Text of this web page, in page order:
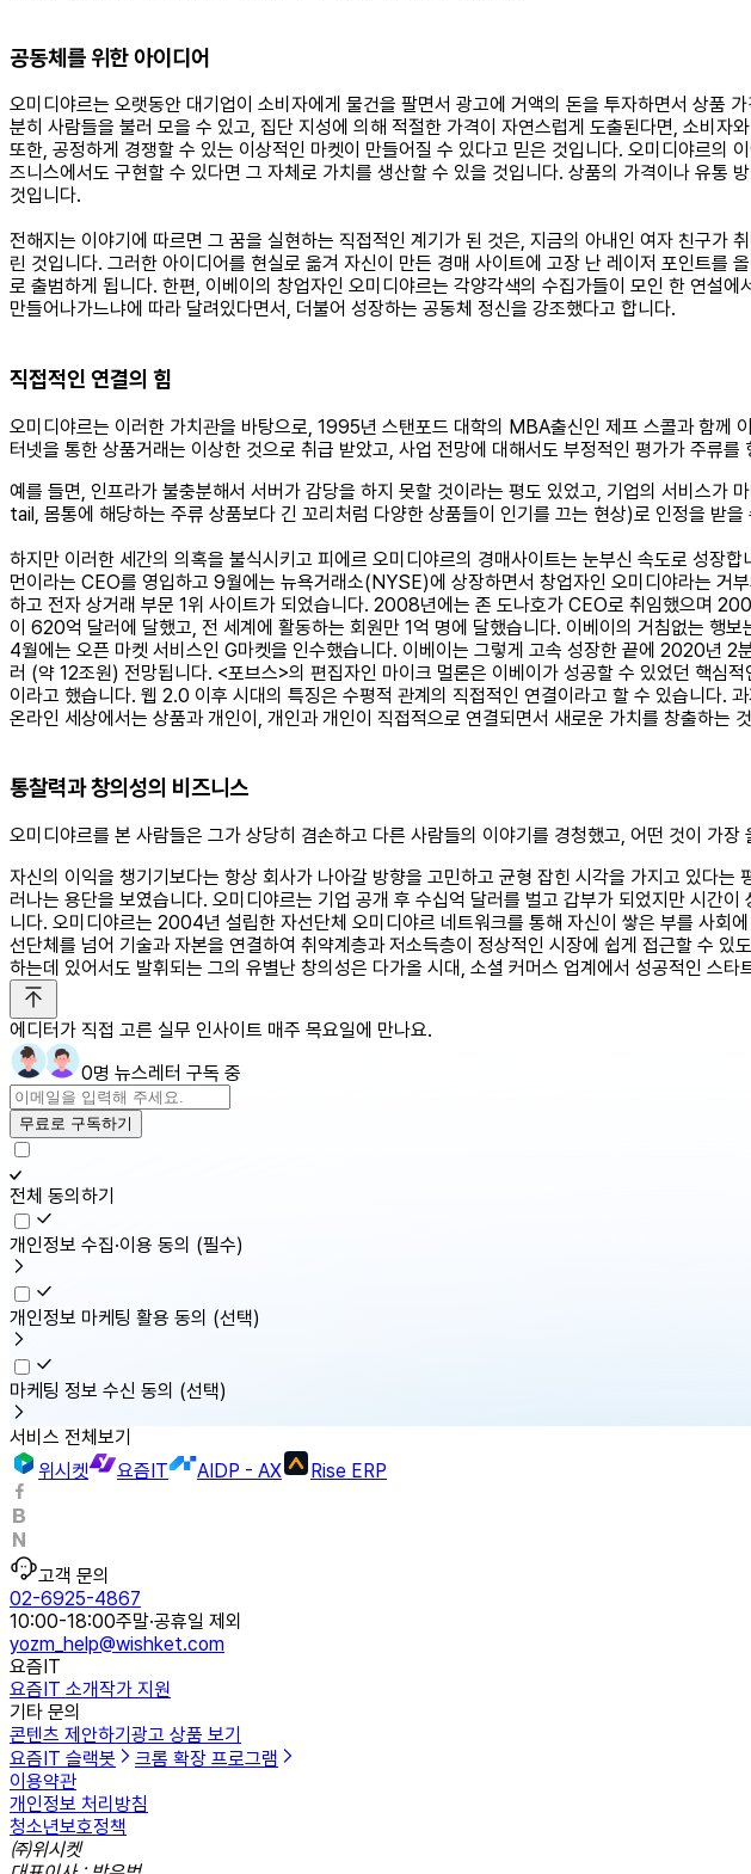
공동체를 위한 아이디어
오미디야르는 오랫동안 대기업이 소비자에게 물건을 팔면서 광고에 거액의 돈을 투자하면서 상품
분히 사람들을 불러 모을 수 있고, 집단 지성에 의해 적절한 가격이 자연스럽게 도출된다면, 소비
또한, 공정하게 경쟁할 수 있는 이상적인 마켓이 만들어질 수 있다고 믿은 것입니다. 오미디야르의
즈니스에서도 구현할 수 있다면 그 자체로 가치를 생산할 수 있을 것입니다. 상품의 가격이나 유통
것입니다.
전해지는 이야기에 따르면 그 꿈을 실현하는 직접적인 계기가 된 것은, 지금의 아내인 여자 친구가
린 것입니다. 그러한 아이디어를 현실로 옮겨 자신이 만든 경매 사이트에 고장 난 레이저 포인트
로 출범하게 됩니다. 한편, 이베이의 창업자인 오미디야르는 각양각색의 수집가들이 모인 한 연설
만들어나가느냐에 따라 달려있다면서, 더불어 성장하는 공동체 정신을 강조했다고 합니다.
직접적인 연결의 힘
오미디야르는 이러한 가치관을 바탕으로, 1995년 스탠포드 대학의 MBA출신인 제프 스콜과 함
터넷을 통한 상품거래는 이상한 것으로 취급 받았고, 사업 전망에 대해서도 부정적인 평가가 주류를
예를 들면, 인프라가 불충분해서 서버가 감당을 하지 못할 것이라는 평도 있었고, 기업의 서비스
tail, 몸통에 해당하는 주류 상품보다 긴 꼬리처럼 다양한 상품들이 인기를 끄는 현상)로 인정을 받
하지만 이러한 세간의 의혹을 불식시키고 피에르 오미디야르의 경매사이트는 눈부신 속도로 성
먼이라는 CEO를 영입하고 9월에는 뉴욕거래소(NYSE)에 상장하면서 창업자인 오미디야라는
하고 전자 상거래 부문 1위 사이트가 되었습니다. 2008년에는 존 도나호가 CEO로 취임했으며
이 620억 달러에 달했고, 전 세계에 활동하는 회원만 1억 명에 달했습니다. 이베이의 거침없는 행
4월에는 오픈 마켓 서비스인 G마켓을 인수했습니다. 이베이는 그렇게 고속 성장한 끝에 2020
러 (약 12조원) 전망됩니다. <포브스>의 편집자인 마이크 멀론은 이베이가 성공할 수 있었던 핵심
이라고 했습니다. 웹 2.0 이후 시대의 특징은 수평적 관계의 직접적인 연결이라고 할 수 있습니다.
온라인 세상에서는 상품과 개인이, 개인과 개인이 직접적으로 연결되면서 새로운 가치를 창출하
통찰력과 창의성의 비즈니스
오미디야르를 본 사람들은 그가 상당히 겸손하고 다른 사람들의 이야기를 경청했고, 어떤 것이 가
자신의 이익을 챙기기보다는 항상 회사가 나아갈 방향을 고민하고 균형 잡힌 시각을 가지고 있다
러나는 용단을 보였습니다. 오미디야르는 기업 공개 후 수십억 달러를 벌고 갑부가 되었지만 시간
니다. 오미디야르는 2004년 설립한 자선단체 오미디야르 네트워크를 통해 자신이 쌓은 부를 사회
선단체를 넘어 기술과 자본을 연결하여 취약계층과 저소득층이 정상적인 시장에 쉽게 접근할 수
하는데 있어서도 발휘되는 그의 유별난 창의성은 다가올 시대, 소셜 커머스 업계에서 성공적인 스
에디터가 직접 고른 실무 인사이트 매주 목요일에 만나요.
0명 뉴스레터 구독 중
무료로 구독하기
전체 동의하기
개인정보 수집·이용 동의 (필수)
개인정보 마케팅 활용 동의 (선택)
마케팅 정보 수신 동의 (선택)
서비스 전체보기
위시켓
요즘IT AIDP - AX Rise ERP
고객 문의
02-6925-4867
10:00-18:00주말·공휴일 제외
yozm_help@wishket.com
요즘IT
요즘IT 소개작가 지원
기타 문의
콘텐츠 제안하기광고 상품 보기
요즘IT 슬랙봇
크롬 확장 프로그램
이용약관
개인정보 처리방침
청소년보호정책
㈜위시켓